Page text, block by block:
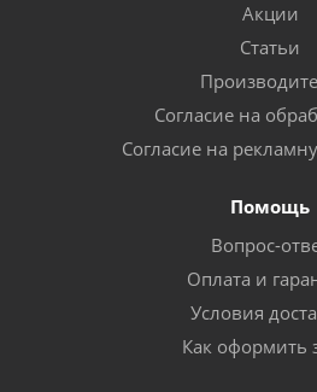
Акции
Статьи
Согласие на
Согласие на
Помощь
Вопрос-
Оплата и
Условия
Как оформить